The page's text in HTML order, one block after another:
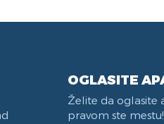
OGLASITE
Želite da oglasite
pravom ste